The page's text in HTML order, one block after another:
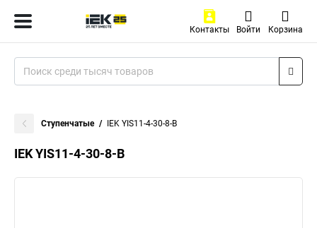
Контакты Войти Корзина
Ступенчатые IEK YIS11-4-30-8-B
IEK YIS11-4-30-8-B